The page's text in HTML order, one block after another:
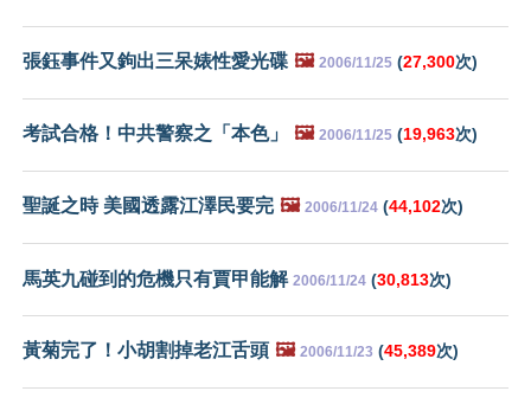
張鈺事件又鉤出三呆婊性愛光碟 🖼️ 2006/11/25 (27,300次)
考試合格！中共警察之「本色」 🖼️ 2006/11/25 (19,963次)
聖誕之時 美國透露江澤民要完 🖼️ 2006/11/24 (44,102次)
馬英九碰到的危機只有賈甲能解 2006/11/24 (30,813次)
黃菊完了！小胡割掉老江舌頭 🖼️ 2006/11/23 (45,389次)